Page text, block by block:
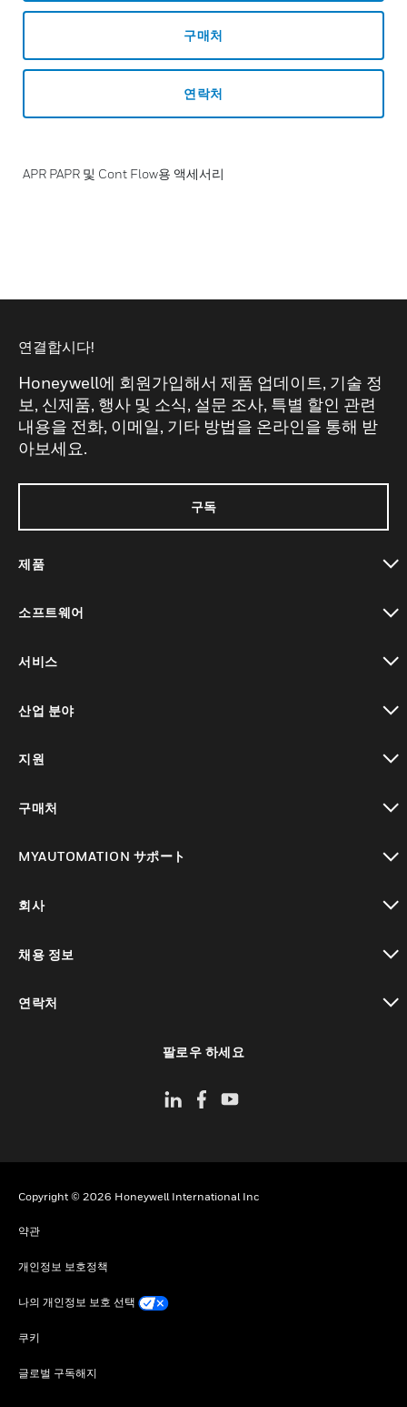
구매처
연락처
APR PAPR 및 Cont Flow용 액세서리
연결합시다!
Honeywell에 회원가입해서 제품 업데이트, 기술 정
보, 신제품, 행사 및 소식, 설문 조사, 특별 할인 관련
내용을 전화, 이메일, 기타 방법을 온라인을 통해 받
아보세요.
구독
제품
소프트웨어
서비스
산업 분야
지원
구매처
MYAUTOMATION サポート
회사
채용 정보
연락처
팔로우 하세요
Copyright © 2026 Honeywell International Inc
약관
개인정보 보호정책
나의 개인정보 보호 선택
쿠키
글로벌 구독해지